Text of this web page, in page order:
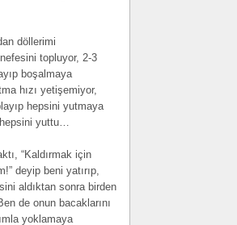
döllerimi
topluyor, 2-3
boşalmaya
hızı yetişemiyor,
hepsini yutmaya
hepsini yuttu…
“Kaldırmak için
deyip beni yatırıp,
aldıktan sonra birden
de onun bacaklarını
yoklamaya